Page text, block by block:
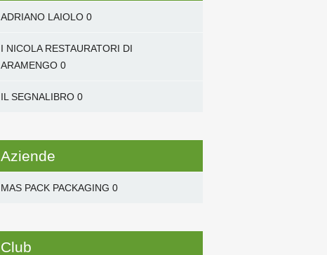
ADRIANO LAIOLO0
I NICOLA RESTAURATORI DI
ARAMENGO0
IL SEGNALIBRO0
Aziende
MAS PACK PACKAGING 0
Club